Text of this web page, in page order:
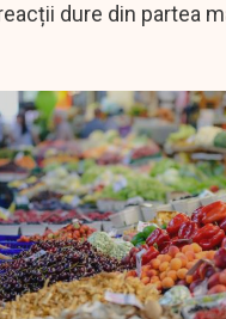
dure din partea